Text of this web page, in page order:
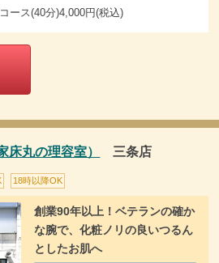
ース(40分)4,000円(税込)
床丸の理容室） 三条店
18時以降OK
創業90年以上！ベテランの確か
な腕で、化粧ノリの良いつるん
としたお肌へ